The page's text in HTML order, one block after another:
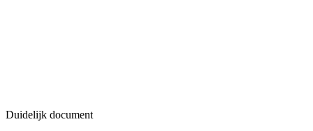
Duidelijk document